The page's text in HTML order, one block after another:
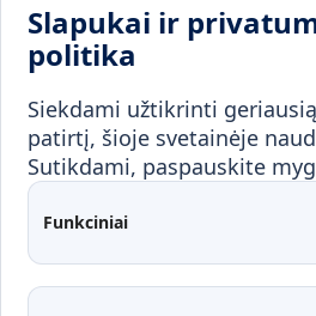
Slapukai ir
politika
Siekdami užtikrinti
patirtį, šioje svetainėje
Sutikdami, paspauskite
Funkciniai
Mokykloms
Visuomenei ir verslui
Mokymai ir konsultavimas
Partnerystės
Kontaktai
Administracija
Fakultetai